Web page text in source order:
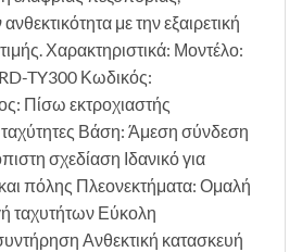
με την εξαιρετική
Χαρακτηριστικά: Μοντέλο:
TY300 Κωδικός:
Πίσω εκτροχιαστής
Βάση: Άμεση σύνδεση
σχεδίαση Ιδανικό για
πόλης Πλεονεκτήματα: Ομαλή
ταχυτήτων Εύκολη
Ανθεκτική κατασκευή